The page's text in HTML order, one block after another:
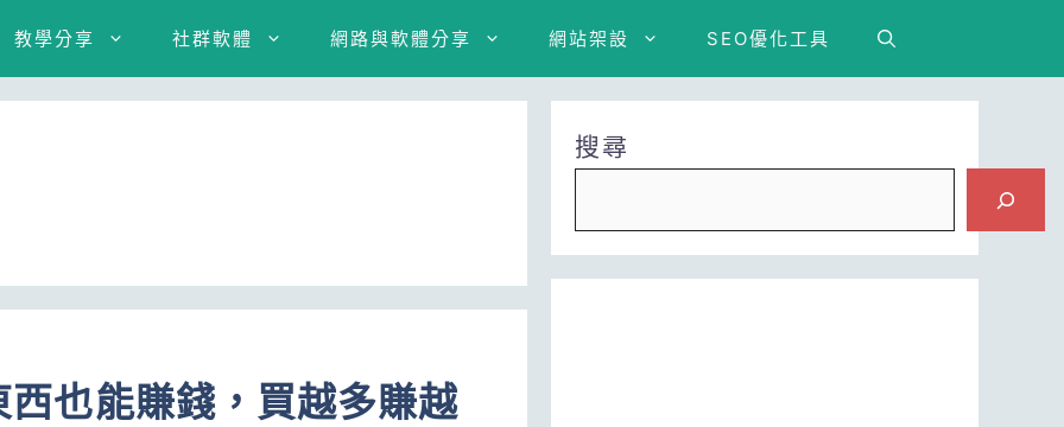
教學分享 社群軟體 網路與軟體分享 網站架設 SEO優化工具
也能賺錢，買越多賺越
搜尋